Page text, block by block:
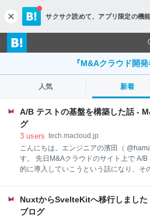
c
l
o
s
サクサク読めて、 アプリ限定の機
『M&Aクラウド開発
人気 新着
A/B テストの基盤を構築した話 -
グ
3 users tech.macloud.jp
こんにちは。エンジニアの濱田（
す。 先日M&Aクラウドのサイト上で A/B
的に導入していこうという話になり、そ
いて紹介したいと思います。 A/B テスト
至った経緯 M&Aクラウドの開発チームで
NuxtからSvelteKitへ移行しました
ブログ